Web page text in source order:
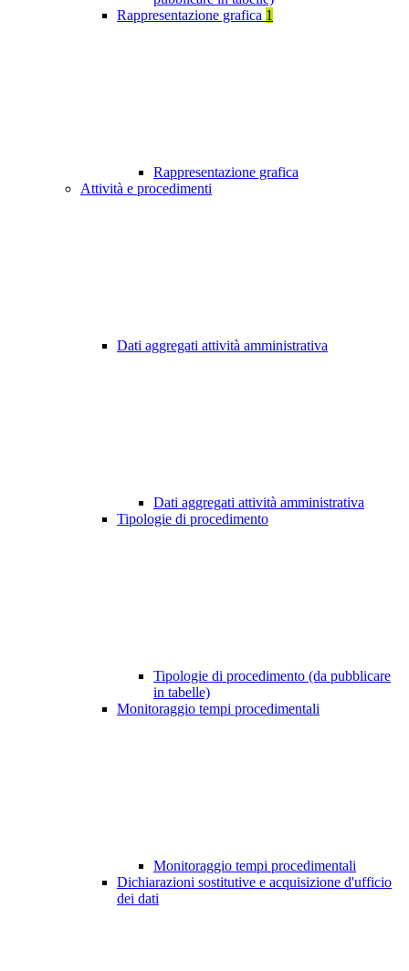
Rappresentazione grafica 1
Rappresentazione grafica
Attività e procedimenti
Dati aggregati attività amministrativa
Dati aggregati attività amministrativa
Tipologie di procedimento
Tipologie di procedimento (da pubblicare
in tabelle)
Monitoraggio tempi procedimentali
Monitoraggio tempi procedimentali
Dichiarazioni sostitutive e acquisizione d'ufficio
dei dati